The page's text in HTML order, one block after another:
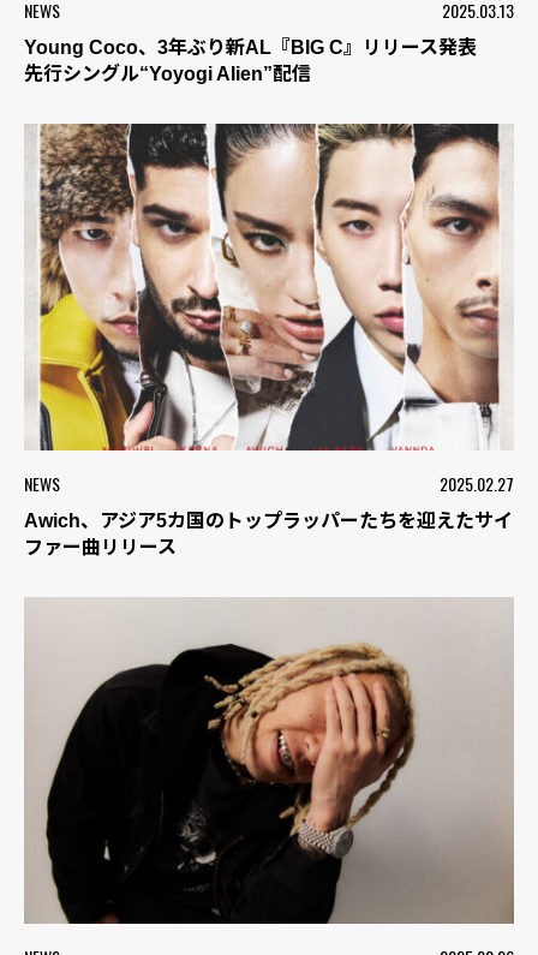
NEWS 2025.03.13
Young Coco、3年ぶり新AL『BIG C』リリース発表
先行シングル“Yoyogi Alien”配信
NEWS 2025.02.27
Awich、アジア5カ国のトップラッパーたちを迎えたサイ
ファー曲リリース